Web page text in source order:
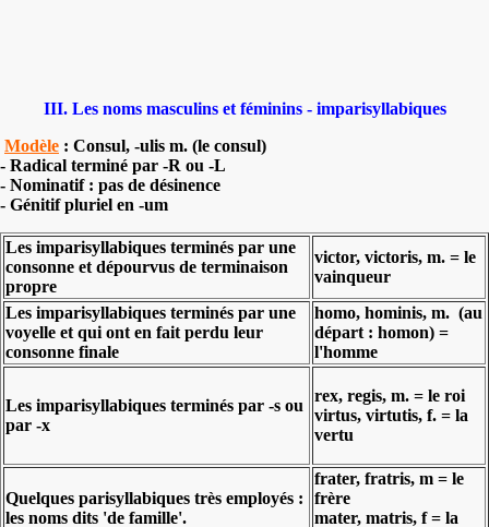
III. Les noms masculins et féminins - imparisyllabiques
Modèle : Consul, -ulis m. (le consul)
- Radical terminé par -R ou -L
- Nominatif : pas de désinence
- Génitif pluriel en -um
Les imparisyllabiques terminés par une
consonne et dépourvus de terminaison
propre
victor, victoris, m. = le
vainqueur
Les imparisyllabiques terminés par une
voyelle et qui ont en fait perdu leur
consonne finale
homo, hominis, m. (au
départ : homon) =
l'homme
Les imparisyllabiques terminés par -s ou
par -x
rex, regis, m. = le roi
virtus, virtutis, f. = la
vertu
Quelques parisyllabiques très employés :
les noms dits 'de famille'.
frater, fratris, m = le
frère
mater, matris, f = la